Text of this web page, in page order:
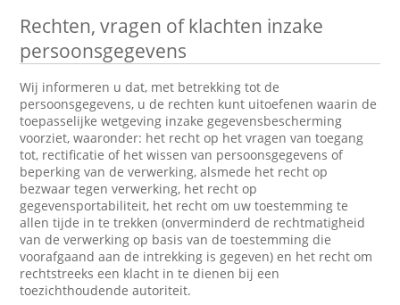
Rechten, vragen of klachten inzake
persoonsgegevens
Wij informeren u dat, met betrekking tot de
persoonsgegevens, u de rechten kunt uitoefenen waarin de
toepasselijke wetgeving inzake gegevensbescherming
voorziet, waaronder: het recht op het vragen van toegang
tot, rectificatie of het wissen van persoonsgegevens of
beperking van de verwerking, alsmede het recht op
bezwaar tegen verwerking, het recht op
gegevensportabiliteit, het recht om uw toestemming te
allen tijde in te trekken (onverminderd de rechtmatigheid
van de verwerking op basis van de toestemming die
voorafgaand aan de intrekking is gegeven) en het recht om
rechtstreeks een klacht in te dienen bij een
toezichthoudende autoriteit.